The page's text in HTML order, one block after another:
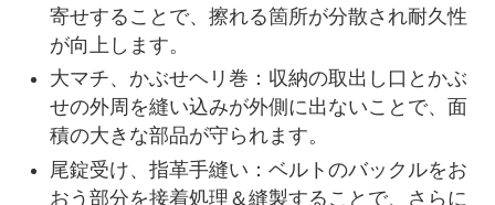
寄せすることで、擦れる箇所が分散され耐久性
が向上します。
大マチ、かぶせヘリ巻：収納の取出し口とかぶ
せの外周を縫い込みが外側に出ないことで、面
積の大きな部品が守られます。
尾錠受け、指革手縫い：ベルトのバックルをお
おう部分を接着処理＆縫製することで、さらに